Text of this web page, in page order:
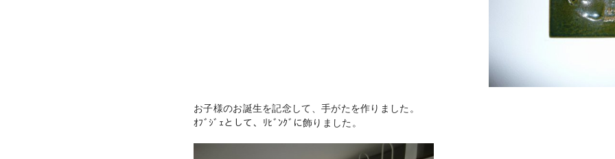
お子様のお誕生を記念して、手がたを作りました。
ｵﾌﾞｼﾞｪとして、ﾘﾋﾞﾝｸﾞに飾りました。